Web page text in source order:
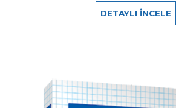
DETAYLI İNCELE